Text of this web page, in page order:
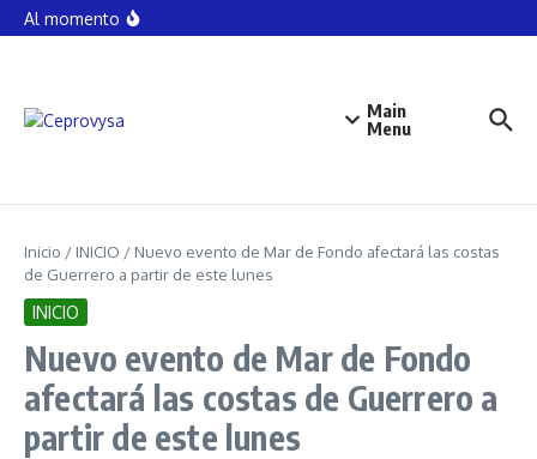
Saltar al contenido
Al momento
FAMILIARES DE DESAPARECIDOS, INICIAN JORNADA
Main
Menu
Inicio / INICIO / Nuevo evento de Mar de Fondo afectará las costas
de Guerrero a partir de este lunes
INICIO
Nuevo evento de Mar de Fondo
afectará las costas de Guerrero a
partir de este lunes